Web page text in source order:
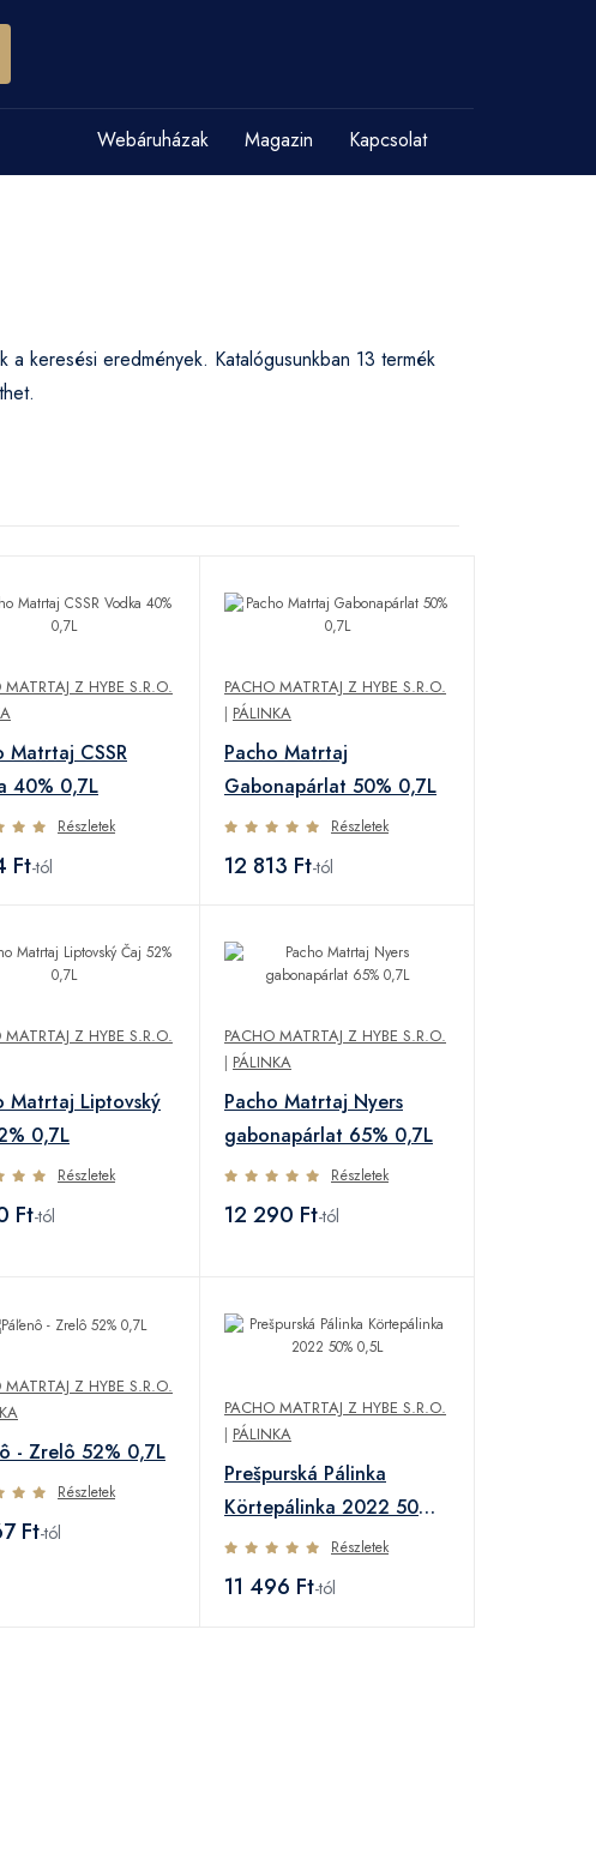
Webáruházak Magazin Kapcsolat
a keresési eredmények. Katalógusunkban 13 termék
MATRTAJ Z HYBE S.R.O.
Matrtaj CSSR
40% 0,7L
Részletek
Ft-tól
PACHO MATRTAJ Z HYBE S.R.O.
| PÁLINKA
Pacho Matrtaj
Gabonapárlat 50% 0,7L
Részletek
12 813 Ft-tól
MATRTAJ Z HYBE S.R.O.
Matrtaj Liptovský
0,7L
Részletek
Ft-tól
PACHO MATRTAJ Z HYBE S.R.O.
| PÁLINKA
Pacho Matrtaj Nyers
gabonapárlat 65% 0,7L
Részletek
12 290 Ft-tól
MATRTAJ Z HYBE S.R.O.
- Zrelô 52% 0,7L
Részletek
Ft-tól
PACHO MATRTAJ Z HYBE S.R.O.
| PÁLINKA
Prešpurská Pálinka
Körtepálinka 2022 50%
0,5L
Részletek
11 496 Ft-tól